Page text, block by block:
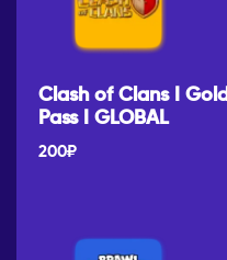
Clash of Clans I Gold
Pass I GLOBAL
200₽